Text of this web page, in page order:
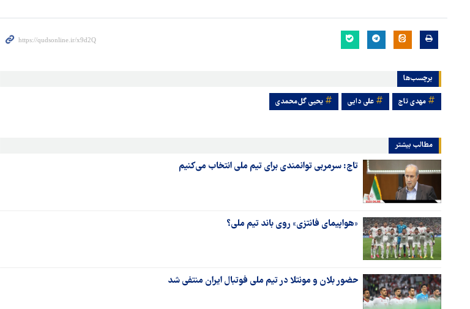
برچسب‌ها
مهدی تاج علی دایی یحیی گل‌محمدی
مطالب بیشتر
تاج: سرمربی ‌توانمندی ‌برای تیم ملی انتخاب می‌کنیم‌
«هواپیمای فانتزی» روی باند تیم ملی؟
حضور بلان و مونتلا در تیم ملی فوتبال ایران منتفی شد